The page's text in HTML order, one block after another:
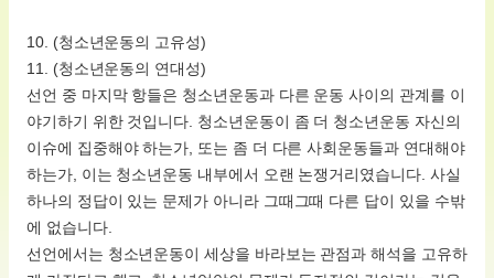
10. (청소년운동의 고유성)
11. (청소년운동의 연대성)
선언 중 마지막 항들은 청소년운동과 다른 운동 사이의 관계를 이
야기하기 위한 것입니다. 청소년운동이 좀 더 청소년운동 자신의
이슈에 집중해야 하는가, 또는 좀 더 다른 사회운동들과 연대해야
하는가, 이는 청소년운동 내부에서 오랜 논쟁거리였습니다. 사실
하나의 정답이 있는 문제가 아니라 그때그때 다른 답이 있을 수밖
에 없습니다.
선언에서는 청소년운동이 세상을 바라보는 관점과 해석을 고유하